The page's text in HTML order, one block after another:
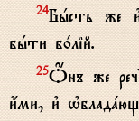
24Бhсть же
бhти б0лій.
25Џнъ же
и4ми, и3